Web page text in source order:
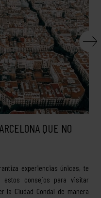
QUE NO
experiencias únicas, te
estos consejos para visitar
la Ciudad Condal de manera